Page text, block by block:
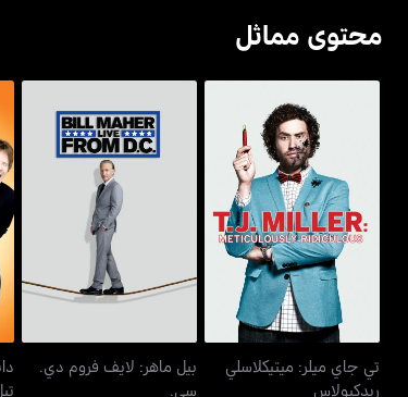
محتوى مماثل
تي جاي ميلر: ميتيكلاسلي
ريدكيولاس
تي جاي ميلر: ميتيكلاسلي
ريدكيولاس
بيل ماهر: لايف فروم دي.
سي.
بيل ماهر: لايف فروم دي.
سي.